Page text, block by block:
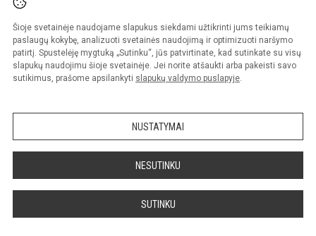
Šioje svetainėje naudojame slapukus siekdami užtikrinti jums teikiamų
paslaugų kokybę, analizuoti svetainės naudojimą ir optimizuoti naršymo
patirtį. Spustelėję mygtuką „Sutinku“, jūs patvirtinate, kad sutinkate su visų
slapukų naudojimu šioje svetainėje. Jei norite atšaukti arba pakeisti savo
sutikimus, prašome apsilankyti slapukų valdymo puslapyje.
NUSTATYMAI
NESUTINKU
SUTINKU
© 2022. Klaipėdos Hermano Zudermano gimnazija. Visos teisės saugomos.
Kopijuoti turinį be raštiško gimnazijos sutikimo griežtai draudžiama.
Prieinamumo paraiška Slapukų valdymas
Sumanus būdas atnaujinti